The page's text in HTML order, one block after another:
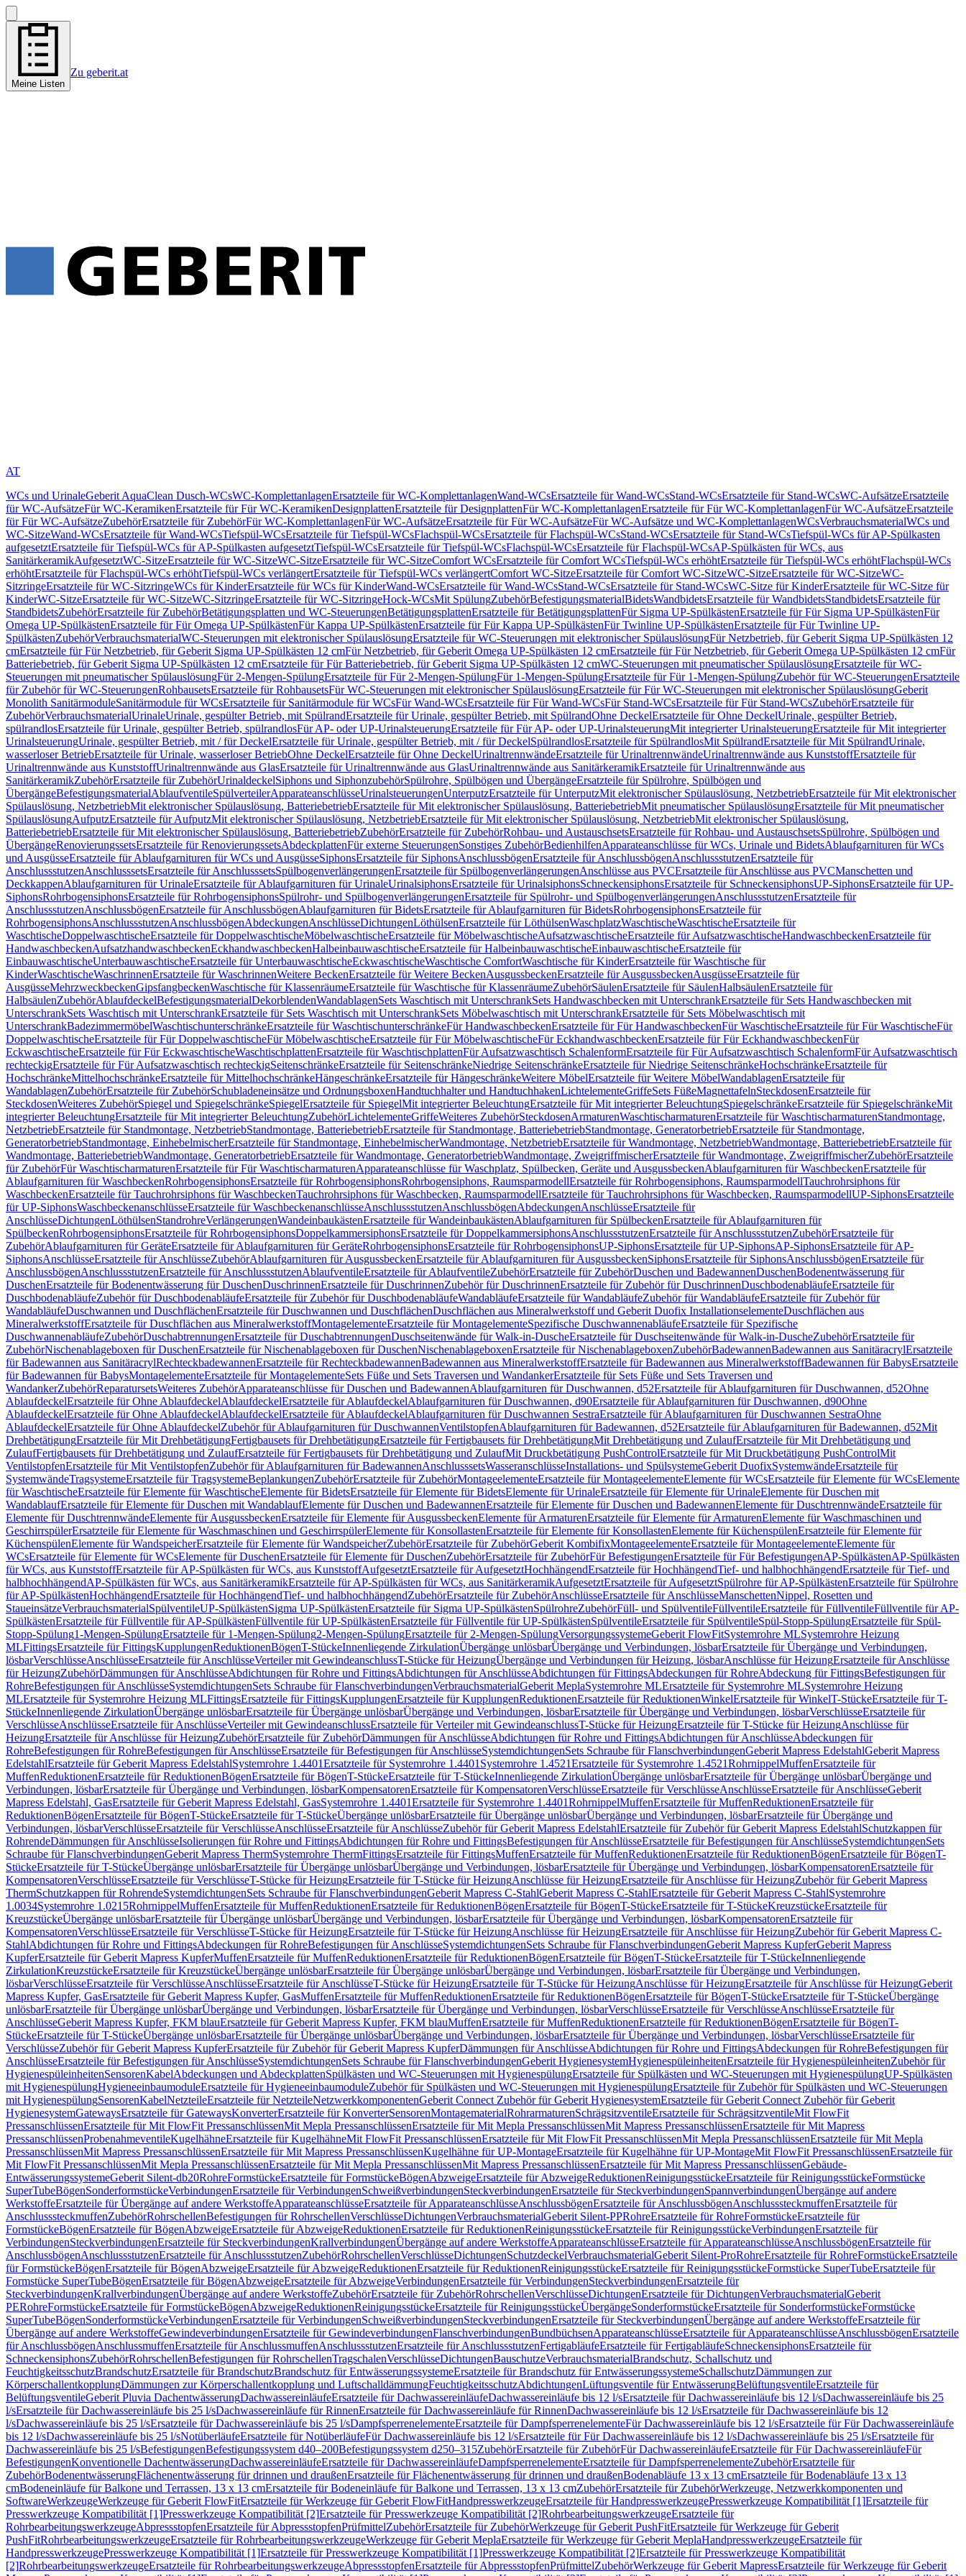
Meine Listen
Zu geberit.at
AT
WCs und UrinaleGeberit AquaClean Dusch-WCsWC-KomplettanlagenErsatzteile für WC-KomplettanlagenWand-WCsErsatzteile für Wand-WCsStand-WCsErsatzteile für Stand-WCsWC-AufsätzeErsatzteile
für WC-AufsätzeFür WC-KeramikenErsatzteile für Für WC-KeramikenDesignplattenErsatzteile für DesignplattenFür WC-KomplettanlagenErsatzteile für Für WC-KomplettanlagenFür WC-AufsätzeErsatzteile
für Für WC-AufsätzeZubehörErsatzteile für ZubehörFür WC-KomplettanlagenFür WC-AufsätzeErsatzteile für Für WC-AufsätzeFür WC-Aufsätze und WC-KomplettanlagenWCsVerbrauchsmaterialWCs und
WC-SitzeWand-WCsErsatzteile für Wand-WCsTiefspül-WCsErsatzteile für Tiefspül-WCsFlachspül-WCsErsatzteile für Flachspül-WCsStand-WCsErsatzteile für Stand-WCsTiefspül-WCs für AP-Spülkasten
aufgesetztErsatzteile für Tiefspül-WCs für AP-Spülkasten aufgesetztTiefspül-WCsErsatzteile für Tiefspül-WCsFlachspül-WCsErsatzteile für Flachspül-WCsAP-Spülkästen für WCs, aus
SanitärkeramikAufgesetztWC-SitzeErsatzteile für WC-SitzeWC-SitzeErsatzteile für WC-SitzeComfort WCsErsatzteile für Comfort WCsTiefspül-WCs erhöhtErsatzteile für Tiefspül-WCs erhöhtFlachspül-WCs
erhöhtErsatzteile für Flachspül-WCs erhöhtTiefspül-WCs verlängertErsatzteile für Tiefspül-WCs verlängertComfort WC-SitzeErsatzteile für Comfort WC-SitzeWC-SitzeErsatzteile für WC-SitzeWC-
SitzringeErsatzteile für WC-SitzringeWCs für KinderErsatzteile für WCs für KinderWand-WCsErsatzteile für Wand-WCsStand-WCsErsatzteile für Stand-WCsWC-Sitze für KinderErsatzteile für WC-Sitze für
KinderWC-SitzeErsatzteile für WC-SitzeWC-SitzringeErsatzteile für WC-SitzringeHock-WCsMit SpülungZubehörBefestigungsmaterialBidetsWandbidetsErsatzteile für WandbidetsStandbidetsErsatzteile für
StandbidetsZubehörErsatzteile für ZubehörBetätigungsplatten und WC-SteuerungenBetätigungsplattenErsatzteile für BetätigungsplattenFür Sigma UP-SpülkästenErsatzteile für Für Sigma UP-SpülkästenFür
Omega UP-SpülkästenErsatzteile für Für Omega UP-SpülkästenFür Kappa UP-SpülkästenErsatzteile für Für Kappa UP-SpülkästenFür Twinline UP-SpülkästenErsatzteile für Für Twinline UP-
SpülkästenZubehörVerbrauchsmaterialWC-Steuerungen mit elektronischer SpülauslösungErsatzteile für WC-Steuerungen mit elektronischer SpülauslösungFür Netzbetrieb, für Geberit Sigma UP-Spülkästen 12
cmErsatzteile für Für Netzbetrieb, für Geberit Sigma UP-Spülkästen 12 cmFür Netzbetrieb, für Geberit Omega UP-Spülkästen 12 cmErsatzteile für Für Netzbetrieb, für Geberit Omega UP-Spülkästen 12 cmFür
Batteriebetrieb, für Geberit Sigma UP-Spülkästen 12 cmErsatzteile für Für Batteriebetrieb, für Geberit Sigma UP-Spülkästen 12 cmWC-Steuerungen mit pneumatischer SpülauslösungErsatzteile für WC-
Steuerungen mit pneumatischer SpülauslösungFür 2-Mengen-SpülungErsatzteile für Für 2-Mengen-SpülungFür 1-Mengen-SpülungErsatzteile für Für 1-Mengen-SpülungZubehör für WC-SteuerungenErsatzteile
für Zubehör für WC-SteuerungenRohbausetsErsatzteile für RohbausetsFür WC-Steuerungen mit elektronischer SpülauslösungErsatzteile für Für WC-Steuerungen mit elektronischer SpülauslösungGeberit
Monolith SanitärmoduleSanitärmodule für WCsErsatzteile für Sanitärmodule für WCsFür Wand-WCsErsatzteile für Für Wand-WCsFür Stand-WCsErsatzteile für Für Stand-WCsZubehörErsatzteile für
ZubehörVerbrauchsmaterialUrinaleUrinale, gespülter Betrieb, mit SpülrandErsatzteile für Urinale, gespülter Betrieb, mit SpülrandOhne DeckelErsatzteile für Ohne DeckelUrinale, gespülter Betrieb,
spülrandlosErsatzteile für Urinale, gespülter Betrieb, spülrandlosFür AP- oder UP-UrinalsteuerungErsatzteile für Für AP- oder UP-UrinalsteuerungMit integrierter UrinalsteuerungErsatzteile für Mit integrierter
UrinalsteuerungUrinale, gespülter Betrieb, mit / für DeckelErsatzteile für Urinale, gespülter Betrieb, mit / für DeckelSpülrandlosErsatzteile für SpülrandlosMit SpülrandErsatzteile für Mit SpülrandUrinale,
wasserloser BetriebErsatzteile für Urinale, wasserloser BetriebOhne DeckelErsatzteile für Ohne DeckelUrinaltrennwändeErsatzteile für UrinaltrennwändeUrinaltrennwände aus KunststoffErsatzteile für
Urinaltrennwände aus KunststoffUrinaltrennwände aus GlasErsatzteile für Urinaltrennwände aus GlasUrinaltrennwände aus SanitärkeramikErsatzteile für Urinaltrennwände aus
SanitärkeramikZubehörErsatzteile für ZubehörUrinaldeckelSiphons und SiphonzubehörSpülrohre, Spülbögen und ÜbergängeErsatzteile für Spülrohre, Spülbögen und
ÜbergängeBefestigungsmaterialAblaufventileSpülverteilerApparateanschlüsseUrinalsteuerungenUnterputzErsatzteile für UnterputzMit elektronischer Spülauslösung, NetzbetriebErsatzteile für Mit elektronischer
Spülauslösung, NetzbetriebMit elektronischer Spülauslösung, BatteriebetriebErsatzteile für Mit elektronischer Spülauslösung, BatteriebetriebMit pneumatischer SpülauslösungErsatzteile für Mit pneumatischer
SpülauslösungAufputzErsatzteile für AufputzMit elektronischer Spülauslösung, NetzbetriebErsatzteile für Mit elektronischer Spülauslösung, NetzbetriebMit elektronischer Spülauslösung,
BatteriebetriebErsatzteile für Mit elektronischer Spülauslösung, BatteriebetriebZubehörErsatzteile für ZubehörRohbau- und AustauschsetsErsatzteile für Rohbau- und AustauschsetsSpülrohre, Spülbögen und
ÜbergängeRenovierungssetsErsatzteile für RenovierungssetsAbdeckplattenFür externe SteuerungenSonstiges ZubehörBedienhilfenApparateanschlüsse für WCs, Urinale und BidetsAblaufgarnituren für WCs
und AusgüsseErsatzteile für Ablaufgarnituren für WCs und AusgüsseSiphonsErsatzteile für SiphonsAnschlussbögenErsatzteile für AnschlussbögenAnschlussstutzenErsatzteile für
AnschlussstutzenAnschlusssetsErsatzteile für AnschlusssetsSpülbogenverlängerungenErsatzteile für SpülbogenverlängerungenAnschlüsse aus PVCErsatzteile für Anschlüsse aus PVCManschetten und
DeckkappenAblaufgarnituren für UrinaleErsatzteile für Ablaufgarnituren für UrinaleUrinalsiphonsErsatzteile für UrinalsiphonsSchneckensiphonsErsatzteile für SchneckensiphonsUP-SiphonsErsatzteile für UP-
SiphonsRohrbogensiphonsErsatzteile für RohrbogensiphonsSpülrohr- und SpülbogenverlängerungenErsatzteile für Spülrohr- und SpülbogenverlängerungenAnschlussstutzenErsatzteile für
AnschlussstutzenAnschlussbögenErsatzteile für AnschlussbögenAblaufgarnituren für BidetsErsatzteile für Ablaufgarnituren für BidetsRohrbogensiphonsErsatzteile für
RohrbogensiphonsAnschlussstutzenAnschlussbögenAbdeckungenAnschlüsseDichtungenLöthülsenErsatzteile für LöthülsenWaschplatzWaschtischeWaschtischeErsatzteile für
WaschtischeDoppelwaschtischeErsatzteile für DoppelwaschtischeMöbelwaschtischeErsatzteile für MöbelwaschtischeAufsatzwaschtischeErsatzteile für AufsatzwaschtischeHandwaschbeckenErsatzteile für
HandwaschbeckenAufsatzhandwaschbeckenEckhandwaschbeckenHalbeinbauwaschtischeErsatzteile für HalbeinbauwaschtischeEinbauwaschtischeErsatzteile für
EinbauwaschtischeUnterbauwaschtischeErsatzteile für UnterbauwaschtischeEckwaschtischeWaschtische ComfortWaschtische für KinderErsatzteile für Waschtische für
KinderWaschtischeWaschrinnenErsatzteile für WaschrinnenWeitere BeckenErsatzteile für Weitere BeckenAusgussbeckenErsatzteile für AusgussbeckenAusgüsseErsatzteile für
AusgüsseMehrzweckbeckenGipsfangbeckenWaschtische für KlassenräumeErsatzteile für Waschtische für KlassenräumeZubehörSäulenErsatzteile für SäulenHalbsäulenErsatzteile für
HalbsäulenZubehörAblaufdeckelBefestigungsmaterialDekorblendenWandablagenSets Waschtisch mit UnterschrankSets Handwaschbecken mit UnterschrankErsatzteile für Sets Handwaschbecken mit
UnterschrankSets Waschtisch mit UnterschrankErsatzteile für Sets Waschtisch mit UnterschrankSets Möbelwaschtisch mit UnterschrankErsatzteile für Sets Möbelwaschtisch mit
UnterschrankBadezimmermöbelWaschtischunterschränkeErsatzteile für WaschtischunterschränkeFür HandwaschbeckenErsatzteile für Für HandwaschbeckenFür WaschtischeErsatzteile für Für WaschtischeFür
DoppelwaschtischeErsatzteile für Für DoppelwaschtischeFür MöbelwaschtischeErsatzteile für Für MöbelwaschtischeFür EckhandwaschbeckenErsatzteile für Für EckhandwaschbeckenFür
EckwaschtischeErsatzteile für Für EckwaschtischeWaschtischplattenErsatzteile für WaschtischplattenFür Aufsatzwaschtisch SchalenformErsatzteile für Für Aufsatzwaschtisch SchalenformFür Aufsatzwaschtisch
rechteckigErsatzteile für Für Aufsatzwaschtisch rechteckigSeitenschränkeErsatzteile für SeitenschränkeNiedrige SeitenschränkeErsatzteile für Niedrige SeitenschränkeHochschränkeErsatzteile für
HochschränkeMittelhochschränkeErsatzteile für MittelhochschränkeHängeschränkeErsatzteile für HängeschränkeWeitere MöbelErsatzteile für Weitere MöbelWandablagenErsatzteile für
WandablagenZubehörErsatzteile für ZubehörSchubladeneinsätze und OrdnungsboxenHandtuchhalter und HandtuchhakenLichtelementeGriffeSets FüßeMagnettafelnSteckdosenErsatzteile für
SteckdosenWeiteres ZubehörSpiegel und SpiegelschränkeSpiegelErsatzteile für SpiegelMit integrierter BeleuchtungErsatzteile für Mit integrierter BeleuchtungSpiegelschränkeErsatzteile für SpiegelschränkeMit
integrierter BeleuchtungErsatzteile für Mit integrierter BeleuchtungZubehörLichtelementeGriffeWeiteres ZubehörSteckdosenArmaturenWaschtischarmaturenErsatzteile für WaschtischarmaturenStandmontage,
NetzbetriebErsatzteile für Standmontage, NetzbetriebStandmontage, BatteriebetriebErsatzteile für Standmontage, BatteriebetriebStandmontage, GeneratorbetriebErsatzteile für Standmontage,
GeneratorbetriebStandmontage, EinhebelmischerErsatzteile für Standmontage, EinhebelmischerWandmontage, NetzbetriebErsatzteile für Wandmontage, NetzbetriebWandmontage, BatteriebetriebErsatzteile für
Wandmontage, BatteriebetriebWandmontage, GeneratorbetriebErsatzteile für Wandmontage, GeneratorbetriebWandmontage, ZweigriffmischerErsatzteile für Wandmontage, ZweigriffmischerZubehörErsatzteile
für ZubehörFür WaschtischarmaturenErsatzteile für Für WaschtischarmaturenApparateanschlüsse für Waschplatz, Spülbecken, Geräte und AusgussbeckenAblaufgarnituren für WaschbeckenErsatzteile für
Ablaufgarnituren für WaschbeckenRohrbogensiphonsErsatzteile für RohrbogensiphonsRohrbogensiphons, RaumsparmodellErsatzteile für Rohrbogensiphons, RaumsparmodellTauchrohrsiphons für
WaschbeckenErsatzteile für Tauchrohrsiphons für WaschbeckenTauchrohrsiphons für Waschbecken, RaumsparmodellErsatzteile für Tauchrohrsiphons für Waschbecken, RaumsparmodellUP-SiphonsErsatzteile
für UP-SiphonsWaschbeckenanschlüsseErsatzteile für WaschbeckenanschlüsseAnschlussstutzenAnschlussbögenAbdeckungenAnschlüsseErsatzteile für
AnschlüsseDichtungenLöthülsenStandrohreVerlängerungenWandeinbaukästenErsatzteile für WandeinbaukästenAblaufgarnituren für SpülbeckenErsatzteile für Ablaufgarnituren für
SpülbeckenRohrbogensiphonsErsatzteile für RohrbogensiphonsDoppelkammersiphonsErsatzteile für DoppelkammersiphonsAnschlussstutzenErsatzteile für AnschlussstutzenZubehörErsatzteile für
ZubehörAblaufgarnituren für GeräteErsatzteile für Ablaufgarnituren für GeräteRohrbogensiphonsErsatzteile für RohrbogensiphonsUP-SiphonsErsatzteile für UP-SiphonsAP-SiphonsErsatzteile für AP-
SiphonsAnschlüsseErsatzteile für AnschlüsseZubehörAblaufgarnituren für AusgussbeckenErsatzteile für Ablaufgarnituren für AusgussbeckenSiphonsErsatzteile für SiphonsAnschlussbögenErsatzteile für
AnschlussbögenAnschlussstutzenErsatzteile für AnschlussstutzenAblaufventileErsatzteile für AblaufventileZubehörErsatzteile für ZubehörDuschen und BadewannenDuschenBodenentwässerung für
DuschenErsatzteile für Bodenentwässerung für DuschenDuschrinnenErsatzteile für DuschrinnenZubehör für DuschrinnenErsatzteile für Zubehör für DuschrinnenDuschbodenabläufeErsatzteile für
DuschbodenabläufeZubehör für DuschbodenabläufeErsatzteile für Zubehör für DuschbodenabläufeWandabläufeErsatzteile für WandabläufeZubehör für WandabläufeErsatzteile für Zubehör für
WandabläufeDuschwannen und DuschflächenErsatzteile für Duschwannen und DuschflächenDuschflächen aus Mineralwerkstoff und Geberit Duofix InstallationselementeDuschflächen aus
MineralwerkstoffErsatzteile für Duschflächen aus MineralwerkstoffMontagelementeErsatzteile für MontagelementeSpezifische DuschwannenabläufeErsatzteile für Spezifische
DuschwannenabläufeZubehörDuschabtrennungenErsatzteile für DuschabtrennungenDuschseitenwände für Walk-in-DuscheErsatzteile für Duschseitenwände für Walk-in-DuscheZubehörErsatzteile für
ZubehörNischenablageboxen für DuschenErsatzteile für Nischenablageboxen für DuschenNischenablageboxenErsatzteile für NischenablageboxenZubehörBadewannenBadewannen aus SanitäracrylErsatzteile
für Badewannen aus SanitäracrylRechteckbadewannenErsatzteile für RechteckbadewannenBadewannen aus MineralwerkstoffErsatzteile für Badewannen aus MineralwerkstoffBadewannen für BabysErsatzteile
für Badewannen für BabysMontagelementeErsatzteile für MontagelementeSets Füße und Sets Traversen und WandankerErsatzteile für Sets Füße und Sets Traversen und
WandankerZubehörReparatursetsWeiteres ZubehörApparateanschlüsse für Duschen und BadewannenAblaufgarnituren für Duschwannen, d52Ersatzteile für Ablaufgarnituren für Duschwannen, d52Ohne
AblaufdeckelErsatzteile für Ohne AblaufdeckelAblaufdeckelErsatzteile für AblaufdeckelAblaufgarnituren für Duschwannen, d90Ersatzteile für Ablaufgarnituren für Duschwannen, d90Ohne
AblaufdeckelErsatzteile für Ohne AblaufdeckelAblaufdeckelErsatzteile für AblaufdeckelAblaufgarnituren für Duschwannen SestraErsatzteile für Ablaufgarnituren für Duschwannen SestraOhne
AblaufdeckelErsatzteile für Ohne AblaufdeckelZubehör für Ablaufgarnituren für DuschwannenVentilstopfenAblaufgarnituren für Badewannen, d52Ersatzteile für Ablaufgarnituren für Badewannen, d52Mit
DrehbetätigungErsatzteile für Mit DrehbetätigungFertigbausets für DrehbetätigungErsatzteile für Fertigbausets für DrehbetätigungMit Drehbetätigung und ZulaufErsatzteile für Mit Drehbetätigung und
ZulaufFertigbausets für Drehbetätigung und ZulaufErsatzteile für Fertigbausets für Drehbetätigung und ZulaufMit Druckbetätigung PushControlErsatzteile für Mit Druckbetätigung PushControlMit
VentilstopfenErsatzteile für Mit VentilstopfenZubehör für Ablaufgarnituren für BadewannenAnschlusssetsWasseranschlüsseInstallations- und SpülsystemeGeberit DuofixSystemwändeErsatzteile für
SystemwändeTragsystemeErsatzteile für TragsystemeBeplankungenZubehörErsatzteile für ZubehörMontageelementeErsatzteile für MontageelementeElemente für WCsErsatzteile für Elemente für WCsElemente
für WaschtischeErsatzteile für Elemente für WaschtischeElemente für BidetsErsatzteile für Elemente für BidetsElemente für UrinaleErsatzteile für Elemente für UrinaleElemente für Duschen mit
WandablaufErsatzteile für Elemente für Duschen mit WandablaufElemente für Duschen und BadewannenErsatzteile für Elemente für Duschen und BadewannenElemente für DuschtrennwändeErsatzteile für
Elemente für DuschtrennwändeElemente für AusgussbeckenErsatzteile für Elemente für AusgussbeckenElemente für ArmaturenErsatzteile für Elemente für ArmaturenElemente für Waschmaschinen und
GeschirrspülerErsatzteile für Elemente für Waschmaschinen und GeschirrspülerElemente für KonsollastenErsatzteile für Elemente für KonsollastenElemente für KüchenspülenErsatzteile für Elemente für
KüchenspülenElemente für WandspeicherErsatzteile für Elemente für WandspeicherZubehörErsatzteile für ZubehörGeberit KombifixMontageelementeErsatzteile für MontageelementeElemente für
WCsErsatzteile für Elemente für WCsElemente für DuschenErsatzteile für Elemente für DuschenZubehörErsatzteile für ZubehörFür BefestigungenErsatzteile für Für BefestigungenAP-SpülkästenAP-Spülkästen
für WCs, aus KunststoffErsatzteile für AP-Spülkästen für WCs, aus KunststoffAufgesetztErsatzteile für AufgesetztHochhängendErsatzteile für HochhängendTief- und halbhochhängendErsatzteile für Tief- und
halbhochhängendAP-Spülkästen für WCs, aus SanitärkeramikErsatzteile für AP-Spülkästen für WCs, aus SanitärkeramikAufgesetztErsatzteile für AufgesetztSpülrohre für AP-SpülkästenErsatzteile für Spülrohre
für AP-SpülkästenHochhängendErsatzteile für HochhängendTief- und halbhochhängendZubehörErsatzteile für ZubehörAnschlüsseErsatzteile für AnschlüsseManschettenNippel, Rosetten und
StaueinsätzeVerbrauchsmaterialSpülventileUP-SpülkästenSigma UP-SpülkästenErsatzteile für Sigma UP-SpülkästenSpülrohreZubehörFüll- und SpülventileFüllventileErsatzteile für FüllventileFüllventile für AP-
SpülkästenErsatzteile für Füllventile für AP-SpülkästenFüllventile für UP-SpülkästenErsatzteile für Füllventile für UP-SpülkästenSpülventileErsatzteile für SpülventileSpül-Stopp-SpülungErsatzteile für Spül-
Stopp-Spülung1-Mengen-SpülungErsatzteile für 1-Mengen-Spülung2-Mengen-SpülungErsatzteile für 2-Mengen-SpülungVersorgungssystemeGeberit FlowFitSystemrohre MLSystemrohre Heizung
MLFittingsErsatzteile für FittingsKupplungenReduktionenBögenT-StückeInnenliegende ZirkulationÜbergänge unlösbarÜbergänge und Verbindungen, lösbarErsatzteile für Übergänge und Verbindungen,
lösbarVerschlüsseAnschlüsseErsatzteile für AnschlüsseVerteiler mit GewindeanschlussT-Stücke für HeizungÜbergänge und Verbindungen für Heizung, lösbarAnschlüsse für HeizungErsatzteile für Anschlüsse
für HeizungZubehörDämmungen für AnschlüsseAbdichtungen für Rohre und FittingsAbdichtungen für AnschlüsseAbdichtungen für FittingsAbdeckungen für RohreAbdeckung für FittingsBefestigungen für
RohreBefestigungen für AnschlüsseSystemdichtungenSets Schraube für FlanschverbindungenVerbrauchsmaterialGeberit MeplaSystemrohre MLErsatzteile für Systemrohre MLSystemrohre Heizung
MLErsatzteile für Systemrohre Heizung MLFittingsErsatzteile für FittingsKupplungenErsatzteile für KupplungenReduktionenErsatzteile für ReduktionenWinkelErsatzteile für WinkelT-StückeErsatzteile für T-
StückeInnenliegende ZirkulationÜbergänge unlösbarErsatzteile für Übergänge unlösbarÜbergänge und Verbindungen, lösbarErsatzteile für Übergänge und Verbindungen, lösbarVerschlüsseErsatzteile für
VerschlüsseAnschlüsseErsatzteile für AnschlüsseVerteiler mit GewindeanschlussErsatzteile für Verteiler mit GewindeanschlussT-Stücke für HeizungErsatzteile für T-Stücke für HeizungAnschlüsse für
HeizungErsatzteile für Anschlüsse für HeizungZubehörErsatzteile für ZubehörDämmungen für AnschlüsseAbdichtungen für Rohre und FittingsAbdichtungen für AnschlüsseAbdeckungen für
RohreBefestigungen für RohreBefestigungen für AnschlüsseErsatzteile für Befestigungen für AnschlüsseSystemdichtungenSets Schraube für FlanschverbindungenGeberit Mapress EdelstahlGeberit Mapress
EdelstahlErsatzteile für Geberit Mapress EdelstahlSystemrohre 1.4401Ersatzteile für Systemrohre 1.4401 Systemrohre 1.4521Ersatzteile für Systemrohre 1.4521RohrnippelMuffenErsatzteile für
MuffenReduktionenErsatzteile für ReduktionenBögenErsatzteile für BögenT-StückeErsatzteile für T-StückeInnenliegende ZirkulationÜbergänge unlösbarErsatzteile für Übergänge unlösbarÜbergänge und
Verbindungen, lösbarErsatzteile für Übergänge und Verbindungen, lösbarKompensatorenErsatzteile für KompensatorenVerschlüsseErsatzteile für VerschlüsseAnschlüsseErsatzteile für AnschlüsseGeberit
Mapress Edelstahl, GasErsatzteile für Geberit Mapress Edelstahl, GasSystemrohre 1.4401Ersatzteile für Systemrohre 1.4401RohrnippelMuffenErsatzteile für MuffenReduktionenErsatzteile für
ReduktionenBögenErsatzteile für BögenT-StückeErsatzteile für T-StückeÜbergänge unlösbarErsatzteile für Übergänge unlösbarÜbergänge und Verbindungen, lösbarErsatzteile für Übergänge und
Verbindungen, lösbarVerschlüsseErsatzteile für VerschlüsseAnschlüsseErsatzteile für AnschlüsseZubehör für Geberit Mapress EdelstahlErsatzteile für Zubehör für Geberit Mapress EdelstahlSchutzkappen für
RohrendeDämmungen für AnschlüsseIsolierungen für Rohre und FittingsAbdichtungen für Rohre und FittingsBefestigungen für AnschlüsseErsatzteile für Befestigungen für AnschlüsseSystemdichtungenSets
Schraube für FlanschverbindungenGeberit Mapress ThermSystemrohre ThermFittingsErsatzteile für FittingsMuffenErsatzteile für MuffenReduktionenErsatzteile für ReduktionenBögenErsatzteile für BögenT-
StückeErsatzteile für T-StückeÜbergänge unlösbarErsatzteile für Übergänge unlösbarÜbergänge und Verbindungen, lösbarErsatzteile für Übergänge und Verbindungen, lösbarKompensatorenErsatzteile für
KompensatorenVerschlüsseErsatzteile für VerschlüsseT-Stücke für HeizungErsatzteile für T-Stücke für HeizungAnschlüsse für HeizungErsatzteile für Anschlüsse für HeizungZubehör für Geberit Mapress
ThermSchutzkappen für RohrendeSystemdichtungenSets Schraube für FlanschverbindungenGeberit Mapress C-StahlGeberit Mapress C-StahlErsatzteile für Geberit Mapress C-StahlSystemrohre
1.0034Systemrohre 1.0215RohrnippelMuffenErsatzteile für MuffenReduktionenErsatzteile für ReduktionenBögenErsatzteile für BögenT-StückeErsatzteile für T-StückeKreuzstückeErsatzteile für
KreuzstückeÜbergänge unlösbarErsatzteile für Übergänge unlösbarÜbergänge und Verbindungen, lösbarErsatzteile für Übergänge und Verbindungen, lösbarKompensatorenErsatzteile für
KompensatorenVerschlüsseErsatzteile für VerschlüsseT-Stücke für HeizungErsatzteile für T-Stücke für HeizungAnschlüsse für HeizungErsatzteile für Anschlüsse für HeizungZubehör für Geberit Mapress C-
StahlAbdichtungen für Rohre und FittingsAbdeckungen für RohreBefestigungen für AnschlüsseSystemdichtungenSets Schraube für FlanschverbindungenGeberit Mapress KupferGeberit Mapress
KupferErsatzteile für Geberit Mapress KupferMuffenErsatzteile für MuffenReduktionenErsatzteile für ReduktionenBögenErsatzteile für BögenT-StückeErsatzteile für T-StückeInnenliegende
ZirkulationKreuzstückeErsatzteile für KreuzstückeÜbergänge unlösbarErsatzteile für Übergänge unlösbarÜbergänge und Verbindungen, lösbarErsatzteile für Übergänge und Verbindungen,
lösbarVerschlüsseErsatzteile für VerschlüsseAnschlüsseErsatzteile für AnschlüsseT-Stücke für HeizungErsatzteile für T-Stücke für HeizungAnschlüsse für HeizungErsatzteile für Anschlüsse für HeizungGeberit
Mapress Kupfer, GasErsatzteile für Geberit Mapress Kupfer, GasMuffenErsatzteile für MuffenReduktionenErsatzteile für ReduktionenBögenErsatzteile für BögenT-StückeErsatzteile für T-StückeÜbergänge
unlösbarErsatzteile für Übergänge unlösbarÜbergänge und Verbindungen, lösbarErsatzteile für Übergänge und Verbindungen, lösbarVerschlüsseErsatzteile für VerschlüsseAnschlüsseErsatzteile für
AnschlüsseGeberit Mapress Kupfer, FKM blauErsatzteile für Geberit Mapress Kupfer, FKM blauMuffenErsatzteile für MuffenReduktionenErsatzteile für ReduktionenBögenErsatzteile für BögenT-
StückeErsatzteile für T-StückeÜbergänge unlösbarErsatzteile für Übergänge unlösbarÜbergänge und Verbindungen, lösbarErsatzteile für Übergänge und Verbindungen, lösbarVerschlüsseErsatzteile für
VerschlüsseZubehör für Geberit Mapress KupferErsatzteile für Zubehör für Geberit Mapress KupferDämmungen für AnschlüsseAbdichtungen für Rohre und FittingsAbdeckungen für RohreBefestigungen für
AnschlüsseErsatzteile für Befestigungen für AnschlüsseSystemdichtungenSets Schraube für FlanschverbindungenGeberit HygienesystemHygienespüleinheitenErsatzteile für HygienespüleinheitenZubehör für
HygienespüleinheitenSensorenKabelAbdeckungen und AbdeckplattenSpülkästen und WC-Steuerungen mit HygienespülungErsatzteile für Spülkästen und WC-Steuerungen mit HygienespülungUP-Spülkästen
mit HygienespülungHygieneeinbaumoduleErsatzteile für HygieneeinbaumoduleZubehör für Spülkästen und WC-Steuerungen mit HygienespülungErsatzteile für Zubehör für Spülkästen und WC-Steuerungen
mit HygienespülungSensorenKabelNetzteileErsatzteile für NetzteileNetzwerkkomponentenGeberit Connect Zubehör für Geberit HygienesystemErsatzteile für Geberit Connect Zubehör für Geberit
HygienesystemGatewaysErsatzteile für GatewaysKonverterErsatzteile für KonverterSensorenMontagematerialRohrarmaturenSchrägsitzventileErsatzteile für SchrägsitzventileMit FlowFit
PressanschlüssenErsatzteile für Mit FlowFit PressanschlüssenMit Mepla PressanschlüssenErsatzteile für Mit Mepla PressanschlüssenMit Mapress PressanschlüssenErsatzteile für Mit Mapress
PressanschlüssenProbenahmeventileKugelhähneErsatzteile für KugelhähneMit FlowFit PressanschlüssenErsatzteile für Mit FlowFit PressanschlüssenMit Mepla PressanschlüssenErsatzteile für Mit Mepla
PressanschlüssenMit Mapress PressanschlüssenErsatzteile für Mit Mapress PressanschlüssenKugelhähne für UP-MontageErsatzteile für Kugelhähne für UP-MontageMit FlowFit PressanschlüssenErsatzteile für
Mit FlowFit PressanschlüssenMit Mepla PressanschlüssenErsatzteile für Mit Mepla PressanschlüssenMit Mapress PressanschlüssenErsatzteile für Mit Mapress PressanschlüssenGebäude-
EntwässerungssystemeGeberit Silent-db20RohreFormstückeErsatzteile für FormstückeBögenAbzweigeErsatzteile für AbzweigeReduktionenReinigungsstückeErsatzteile für ReinigungsstückeFormstücke
SuperTubeBögenSonderformstückeVerbindungenErsatzteile für VerbindungenSchweißverbindungenSteckverbindungenErsatzteile für SteckverbindungenSpannverbindungenÜbergänge auf andere
WerkstoffeErsatzteile für Übergänge auf andere WerkstoffeApparateanschlüsseErsatzteile für ApparateanschlüsseAnschlussbögenErsatzteile für AnschlussbögenAnschlusssteckmuffenErsatzteile für
AnschlusssteckmuffenZubehörRohrschellenBefestigungen für RohrschellenVerschlüsseDichtungenVerbrauchsmaterialGeberit Silent-PPRohreErsatzteile für RohreFormstückeErsatzteile für
FormstückeBögenErsatzteile für BögenAbzweigeErsatzteile für AbzweigeReduktionenErsatzteile für ReduktionenReinigungsstückeErsatzteile für ReinigungsstückeVerbindungenErsatzteile für
VerbindungenSteckverbindungenErsatzteile für SteckverbindungenKrallverbindungenÜbergänge auf andere WerkstoffeApparateanschlüsseErsatzteile für ApparateanschlüsseAnschlussbögenErsatzteile für
AnschlussbögenAnschlussstutzenErsatzteile für AnschlussstutzenZubehörRohrschellenVerschlüsseDichtungenSchutzdeckelVerbrauchsmaterialGeberit Silent-ProRohreErsatzteile für RohreFormstückeErsatzteile
für FormstückeBögenErsatzteile für BögenAbzweigeErsatzteile für AbzweigeReduktionenErsatzteile für ReduktionenReinigungsstückeErsatzteile für ReinigungsstückeFormstücke SuperTubeErsatzteile für
Formstücke SuperTubeBögenErsatzteile für BögenAbzweigeErsatzteile für AbzweigeVerbindungenErsatzteile für VerbindungenSteckverbindungenErsatzteile für
SteckverbindungenKrallverbindungenÜbergänge auf andere WerkstoffeZubehörErsatzteile für ZubehörRohrschellenVerschlüsseDichtungenErsatzteile für DichtungenVerbrauchsmaterialGeberit
PERohreFormstückeErsatzteile für FormstückeBögenAbzweigeReduktionenReinigungsstückeErsatzteile für ReinigungsstückeÜbergängeSonderformstückeErsatzteile für SonderformstückeFormstücke
SuperTubeBögenSonderformstückeVerbindungenErsatzteile für VerbindungenSchweißverbindungenSteckverbindungenErsatzteile für SteckverbindungenÜbergänge auf andere WerkstoffeErsatzteile für
Übergänge auf andere WerkstoffeGewindeverbindungenErsatzteile für GewindeverbindungenFlanschverbindungenBundbüchsenApparateanschlüsseErsatzteile für ApparateanschlüsseAnschlussbögenErsatzteile
für AnschlussbögenAnschlussmuffenErsatzteile für AnschlussmuffenAnschlussstutzenErsatzteile für AnschlussstutzenFertigabläufeErsatzteile für FertigabläufeSchneckensiphonsErsatzteile für
SchneckensiphonsZubehörRohrschellenBefestigungen für RohrschellenTragschalenVerschlüsseDichtungenBauschutzeVerbrauchsmaterialBrandschutz, Schallschutz und
FeuchtigkeitsschutzBrandschutzErsatzteile für BrandschutzBrandschutz für EntwässerungssystemeErsatzteile für Brandschutz für EntwässerungssystemeSchallschutzDämmungen zur
KörperschallentkopplungDämmungen zur Körperschallentkopplung und LuftschalldämmungFeuchtigkeitsschutzAbdichtungenLüftungsventile für EntwässerungBelüftungsventileErsatzteile für
BelüftungsventileGeberit Pluvia DachentwässerungDachwassereinläufeErsatzteile für DachwassereinläufeDachwassereinläufe bis 12 l/sErsatzteile für Dachwassereinläufe bis 12 l/sDachwassereinläufe bis 25
l/sErsatzteile für Dachwassereinläufe bis 25 l/sDachwassereinläufe für RinnenErsatzteile für Dachwassereinläufe für RinnenDachwassereinläufe bis 12 l/sErsatzteile für Dachwassereinläufe bis 12
l/sDachwassereinläufe bis 25 l/sErsatzteile für Dachwassereinläufe bis 25 l/sDampfsperrenelementeErsatzteile für DampfsperrenelementeFür Dachwassereinläufe bis 12 l/sErsatzteile für Für Dachwassereinläufe
bis 12 l/sDachwassereinläufe bis 25 l/sNotüberläufeErsatzteile für NotüberläufeFür Dachwassereinläufe bis 12 l/sErsatzteile für Für Dachwassereinläufe bis 12 l/sDachwassereinläufe bis 25 l/sErsatzteile für
Dachwassereinläufe bis 25 l/sBefestigungenBefestigungssystem d40–200Befestigungssystem d250–315ZubehörErsatzteile für ZubehörFür DachwassereinläufeErsatzteile für Für DachwassereinläufeFür
BefestigungenKonventionelle DachentwässerungDachwassereinläufeErsatzteile für DachwassereinläufeDampfsperrenelementeErsatzteile für DampfsperrenelementeZubehörErsatzteile für
ZubehörBodenentwässerungFlächenentwässerung für drinnen und draußenErsatzteile für Flächenentwässerung für drinnen und draußenBodenabläufe 13 x 13 cmErsatzteile für Bodenabläufe 13 x 13
cmBodeneinläufe für Balkone und Terrassen, 13 x 13 cmErsatzteile für Bodeneinläufe für Balkone und Terrassen, 13 x 13 cmZubehörErsatzteile für ZubehörWerkzeuge, Netzwerkkomponenten und
SoftwareWerkzeugeWerkzeuge für Geberit FlowFitErsatzteile für Werkzeuge für Geberit FlowFitHandpresswerkzeugeErsatzteile für HandpresswerkzeugePresswerkzeuge Kompatibilität [1]Ersatzteile für
Presswerkzeuge Kompatibilität [1]Presswerkzeuge Kompatibilität [2]Ersatzteile für Presswerkzeuge Kompatibilität [2]RohrbearbeitungswerkzeugeErsatzteile für
RohrbearbeitungswerkzeugeAbpressstopfenErsatzteile für AbpressstopfenPrüfmittelZubehörErsatzteile für ZubehörWerkzeuge für Geberit PushFitErsatzteile für Werkzeuge für Geberit
PushFitRohrbearbeitungswerkzeugeErsatzteile für RohrbearbeitungswerkzeugeWerkzeuge für Geberit MeplaErsatzteile für Werkzeuge für Geberit MeplaHandpresswerkzeugeErsatzteile für
HandpresswerkzeugePresswerkzeuge Kompatibilität [1]Ersatzteile für Presswerkzeuge Kompatibilität [1]Presswerkzeuge Kompatibilität [2]Ersatzteile für Presswerkzeuge Kompatibilität
[2]RohrbearbeitungswerkzeugeErsatzteile für RohrbearbeitungswerkzeugeAbpressstopfenErsatzteile für AbpressstopfenPrüfmittelZubehörWerkzeuge für Geberit MapressErsatzteile für Werkzeuge für Geberit